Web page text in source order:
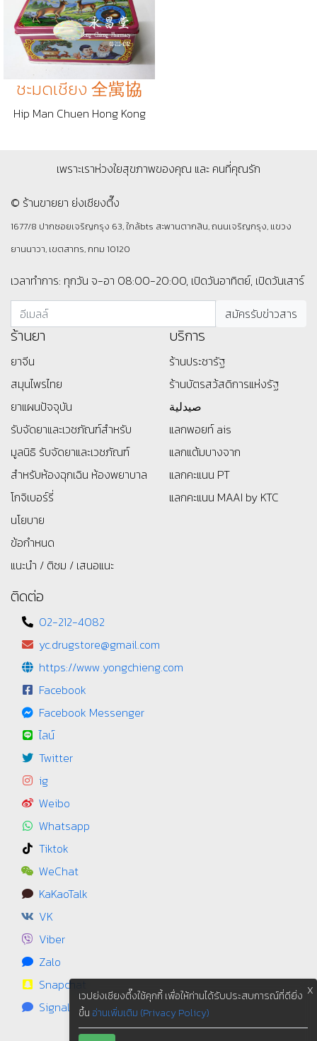
ชะมดเชียง 全歶協
Hip Man Chuen Hong Kong
เพราะเราห่วงใยสุขภาพของคุณ และ คนที่คุณรัก
© ร้านขายยา ย่งเชียงตึ๊ง
1677/8 ปากซอยเจริญกรุง 63, ใกล้bts สะพานตากสิน, ถนนเจริญกรุง, แขวง
ยานนาวา, เขตสาทร, กทม 10120
เวลาทำการ: ทุกวัน จ-อา 08:00-20:00, เปิดวันอาทิตย์, เปิดวันเสาร์
ร้านยา
ยาจีน
สมุนไพรไทย
ยาแผนปัจจุบัน
รับจัดยาและเวชภัณฑ์สำหรับ
มูลนิธิ รับจัดยาและเวชภัณฑ์
สำหรับห้องฉุกเฉิน ห้องพยาบาล
โกจิเบอร์รี่
นโยบาย
ข้อกำหนด
แนะนำ / ติชม / เสนอแนะ
บริการ
ร้านประชารัฐ
ร้านบัตรสว้สดิการแห่งรัฐ
صيدلية
แลกพอยท์ ais
แลกแต้มบางจาก
แลกคะแนน PT
แลกคะแนน MAAI by KTC
ติดต่อ
02-212-4082
yc.drugstore@gmail.com
https://www.yongchieng.com
Facebook
Facebook Messenger
ไลน์
Twitter
ig
Weibo
Whatsapp
Tiktok
WeChat
KaKaoTalk
VK
Viber
Zalo
Snapchat
Signal
X
เวปย่งเชียงตึ๊งใช้คุกกี้ เพื่อให้ท่านได้รับประสบการณ์ที่ดียิ่ง
ขึ้น อ่านเพิ่มเติม (Privacy Policy)